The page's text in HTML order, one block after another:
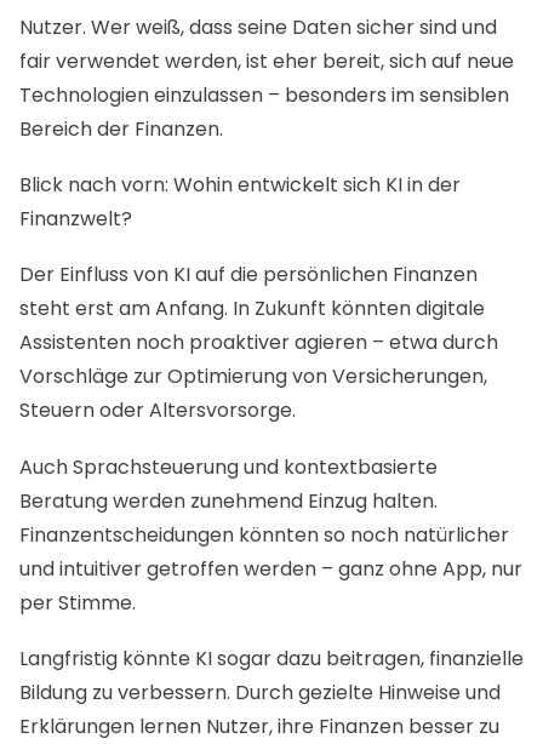
Nutzer. Wer weiß, dass seine Daten sicher sind und
fair verwendet werden, ist eher bereit, sich auf neue
Technologien einzulassen – besonders im sensiblen
Bereich der Finanzen.
Blick nach vorn: Wohin entwickelt sich KI in der
Finanzwelt?
Der Einfluss von KI auf die persönlichen Finanzen
steht erst am Anfang. In Zukunft könnten digitale
Assistenten noch proaktiver agieren – etwa durch
Vorschläge zur Optimierung von Versicherungen,
Steuern oder Altersvorsorge.
Auch Sprachsteuerung und kontextbasierte
Beratung werden zunehmend Einzug halten.
Finanzentscheidungen könnten so noch natürlicher
und intuitiver getroffen werden – ganz ohne App, nur
per Stimme.
Langfristig könnte KI sogar dazu beitragen, finanzielle
Bildung zu verbessern. Durch gezielte Hinweise und
Erklärungen lernen Nutzer, ihre Finanzen besser zu